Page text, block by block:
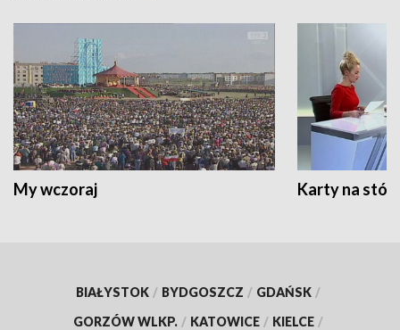
My wczoraj Karty na
BIAŁYSTOK / BYDGOSZCZ / GDAŃSK /
GORZÓW WLKP. / KATOWICE / KIELCE /